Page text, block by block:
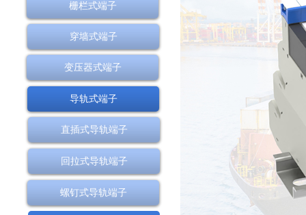
栅栏式端子
穿墙式端子
变压器式端子
导轨式端子
直插式导轨端子
回拉式导轨端子
螺钉式导轨端子